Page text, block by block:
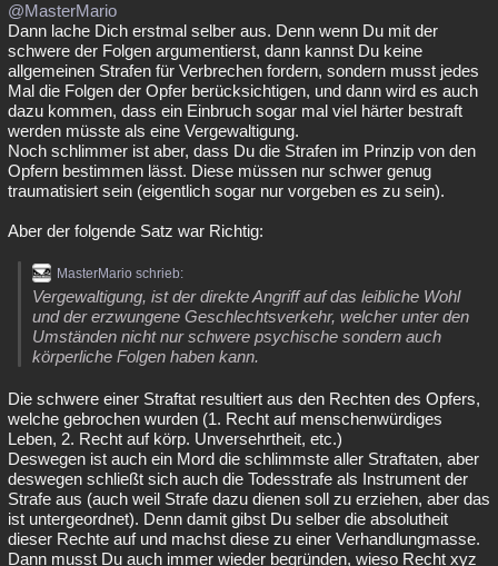
@MasterMario
Dann lache Dich erstmal selber aus. Denn wenn Du mit der
schwere der Folgen argumentierst, dann kannst Du keine
allgemeinen Strafen für Verbrechen fordern, sondern musst jedes
Mal die Folgen der Opfer berücksichtigen, und dann wird es auch
dazu kommen, dass ein Einbruch sogar mal viel härter bestraft
werden müsste als eine Vergewaltigung.
Noch schlimmer ist aber, dass Du die Strafen im Prinzip von den
Opfern bestimmen lässt. Diese müssen nur schwer genug
traumatisiert sein (eigentlich sogar nur vorgeben es zu sein).
Aber der folgende Satz war Richtig:
MasterMario schrieb:
Vergewaltigung, ist der direkte Angriff auf das leibliche Wohl
und der erzwungene Geschlechtsverkehr, welcher unter den
Umständen nicht nur schwere psychische sondern auch
körperliche Folgen haben kann.
Die schwere einer Straftat resultiert aus den Rechten des Opfers,
welche gebrochen wurden (1. Recht auf menschenwürdiges
Leben, 2. Recht auf körp. Unversehrtheit, etc.)
Deswegen ist auch ein Mord die schlimmste aller Straftaten, aber
deswegen schließt sich auch die Todesstrafe als Instrument der
Strafe aus (auch weil Strafe dazu dienen soll zu erziehen, aber das
ist untergeordnet). Denn damit gibst Du selber die absolutheit
dieser Rechte auf und machst diese zu einer Verhandlungmasse.
Dann musst Du auch immer wieder begründen, wieso Recht xyz